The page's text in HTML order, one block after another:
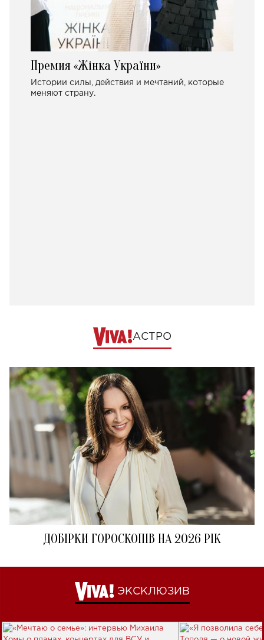
Премия «Жінка України»
Истории силы, действия и мечтаний, которые
меняют страну.
АСТРО
ДОБІРКИ ГОРОСКОПІВ НА 2026 РІК
ЭКСКЛЮЗИВ